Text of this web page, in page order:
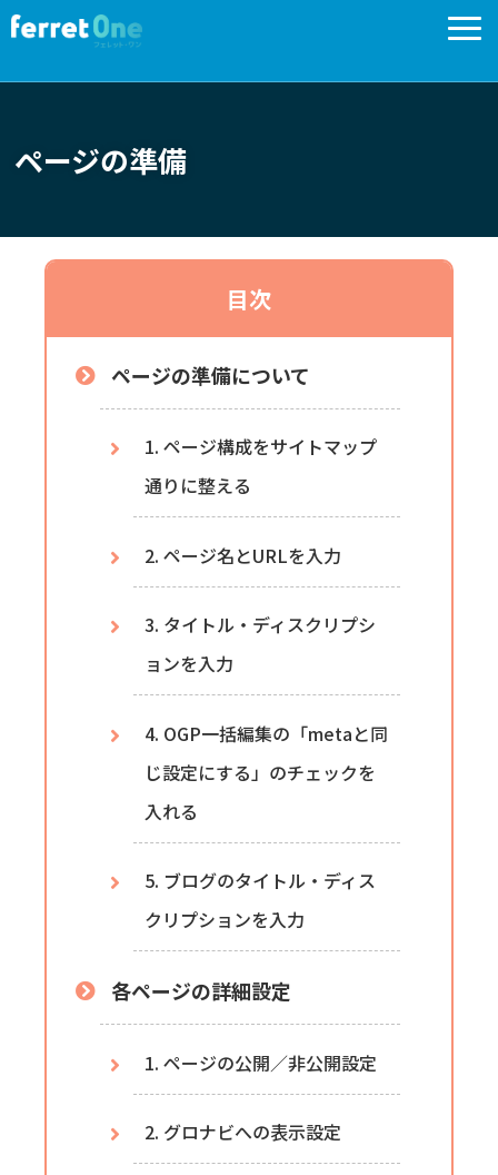
CSSでの装飾
サイトチェック
ページの準備
目次
ページの準備について
1. ページ構成をサイトマップ
通りに整える
2. ページ名とURLを入力
3. タイトル・ディスクリプシ
ョンを入力
4. OGP一括編集の「metaと同
じ設定にする」のチェックを
入れる
5. ブログのタイトル・ディス
クリプションを入力
各ページの詳細設定
1. ページの公開／非公開設定
2. グロナビへの表示設定